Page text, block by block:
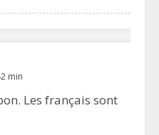
min
Les français sont